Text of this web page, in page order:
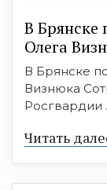
В Брянске
Олега
В Брянске
Визнюка
Росгвардии
Читать